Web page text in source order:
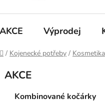
AKCE Výprodej
Domů
/ Kojenecké potřeby / Kosmetika
AKCE
Kombinované kočárky